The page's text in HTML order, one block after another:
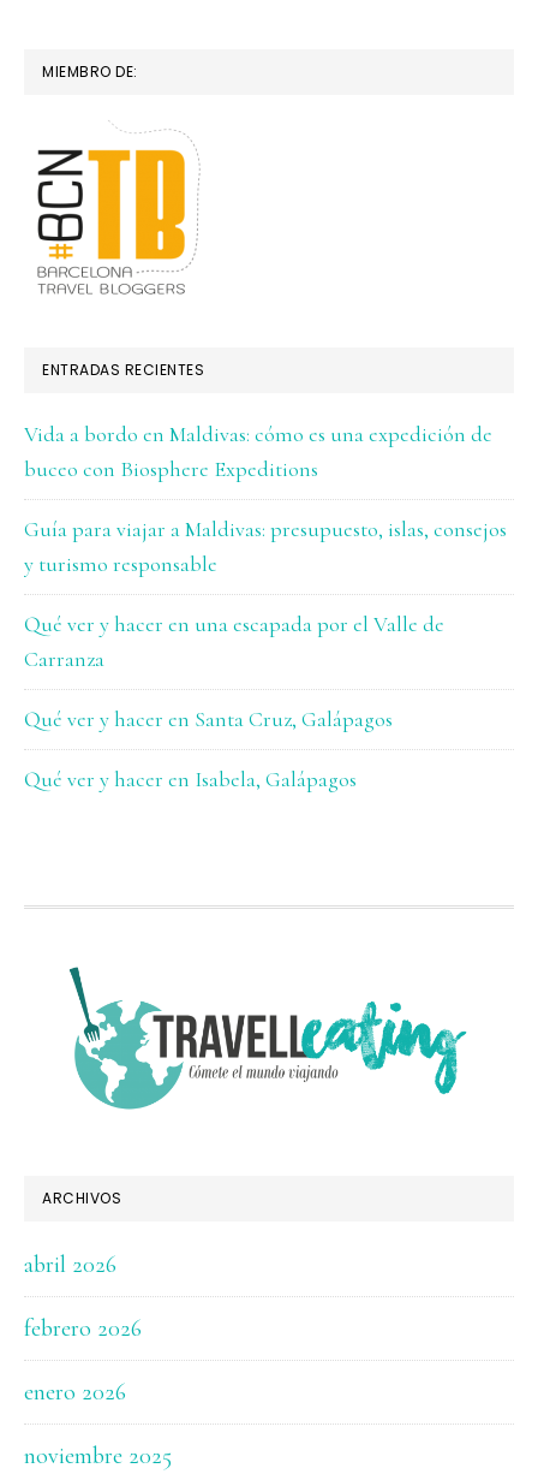
MIEMBRO DE:
ENTRADAS RECIENTES
Vida a bordo en Maldivas: cómo es una expedición de
buceo con Biosphere Expeditions
Guía para viajar a Maldivas: presupuesto, islas, consejos
y turismo responsable
Qué ver y hacer en una escapada por el Valle de
Carranza
Qué ver y hacer en Santa Cruz, Galápagos
Qué ver y hacer en Isabela, Galápagos
FOOTER
ARCHIVOS
abril 2026
febrero 2026
enero 2026
noviembre 2025